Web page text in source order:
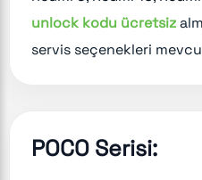
unlock kodu ücretsiz
servis seçenekleri
POCO Serisi: